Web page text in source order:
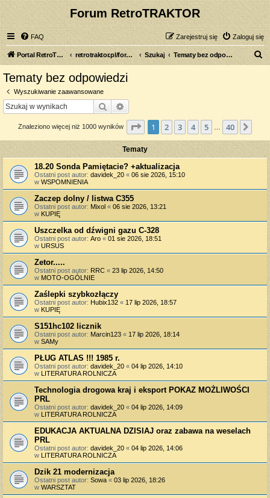
Forum RetroTRAKTOR
FAQ Zaloguj się
Zarejestruj się
Portal RetroTRAKTOR.pl retrotraktor.pl/forum Szukaj Tematy bez odpowiedzi
Tematy bez odpowiedzi
Wyszukiwanie zaawansowane
Szukaj
Znaleziono więcej niż 1000 wyników Strona z40
1 2 3 4 5 40
Tematy
18.20 Sonda Pamiętacie? +aktualizacja
Ostatni post autor: davidek_20 « 06 sie 2026, 15:10
w WSPOMNIENIA
Zaczep dolny / listwa C355
Ostatni post autor: Mixol « 06 sie 2026, 13:21
w KUPIĘ
Uszczelka od dźwigni gazu C-328
Ostatni post autor: Aro « 01 sie 2026, 18:51
w URSUS
Zetor.....
Ostatni post autor: RRC « 23 lip 2026, 14:50
w MOTO-OGÓLNIE
Zaślepki szybkozłączy
Ostatni post autor: Hubix132 « 17 lip 2026, 18:57
w KUPIĘ
S151hc102 licznik
Ostatni post autor: Marcin123 « 17 lip 2026, 18:14
w SAMy
PŁUG ATLAS !!! 1985 r.
Ostatni post autor: davidek_20 « 04 lip 2026, 14:10
w LITERATURA ROLNICZA
Technologia drogowa kraj i eksport POKAZ MOŻLIWOŚCI
PRL
Ostatni post autor: davidek_20 « 04 lip 2026, 14:09
w LITERATURA ROLNICZA
EDUKACJA AKTUALNA DZISIAJ oraz zabawa na weselach
PRL
Ostatni post autor: davidek_20 « 04 lip 2026, 14:06
w LITERATURA ROLNICZA
Dzik 21 modernizacja
Ostatni post autor: Sowa « 03 lip 2026, 18:26
w WARSZTAT